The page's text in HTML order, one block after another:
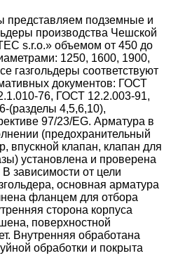
представляем подземные и
производства Чешской
s.r.o.» объемом от 450 до
1250, 1600, 1900,
газгольдеры соответствуют
документов: ГОСТ
76, ГОСТ 12.2.003-91,
(разделы 4,5,6,10),
97/23/EG. Арматура в
(предохранительный
впускной клапан, клапан для
установлена и проверена
В зависимости от цели
основная арматура
фланцем для отбора
сторона корпуса
поверхностной
Внутренняя обработана
обработки и покрыта